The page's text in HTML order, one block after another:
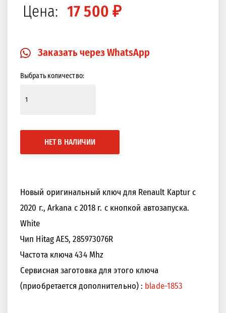
Цена: 17 500 ₽
Заказать через WhatsApp
Выбрать количество:
НЕТ В НАЛИЧИИ
Новый оригинальный ключ для Renault Kaptur с
2020 г., Arkana с 2018 г. с кнопкой автозапуска.
White
Чип Hitag AES, 285973076R
Частота ключа 434 Mhz
Сервисная заготовка для этого ключа
(приобретается дополнительно) : blade-1853